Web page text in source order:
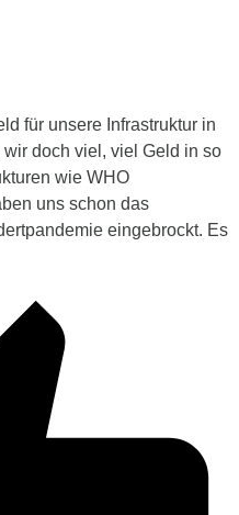
für unsere Infrastruktur in
doch viel, viel Geld in so
wie WHO
uns schon das
eingebrockt. Es